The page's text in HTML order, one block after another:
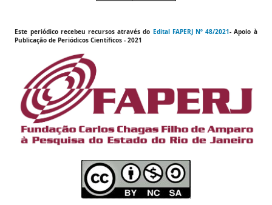
Este periódico recebeu recursos através do Edital FAPERJ Nº 48/2021- Apoio à
Publicação de Periódicos Científicos - 2021